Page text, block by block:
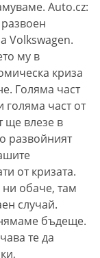
Auto.cz:
Volkswagen.
му в
криза
Голяма част
голяма част от
ще влезе в
развойният
от кризата.
ни обаче, там
случай.
бъдеще.
те да